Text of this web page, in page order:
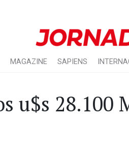
MAGAZINE SAPIENS
u$s 28.100